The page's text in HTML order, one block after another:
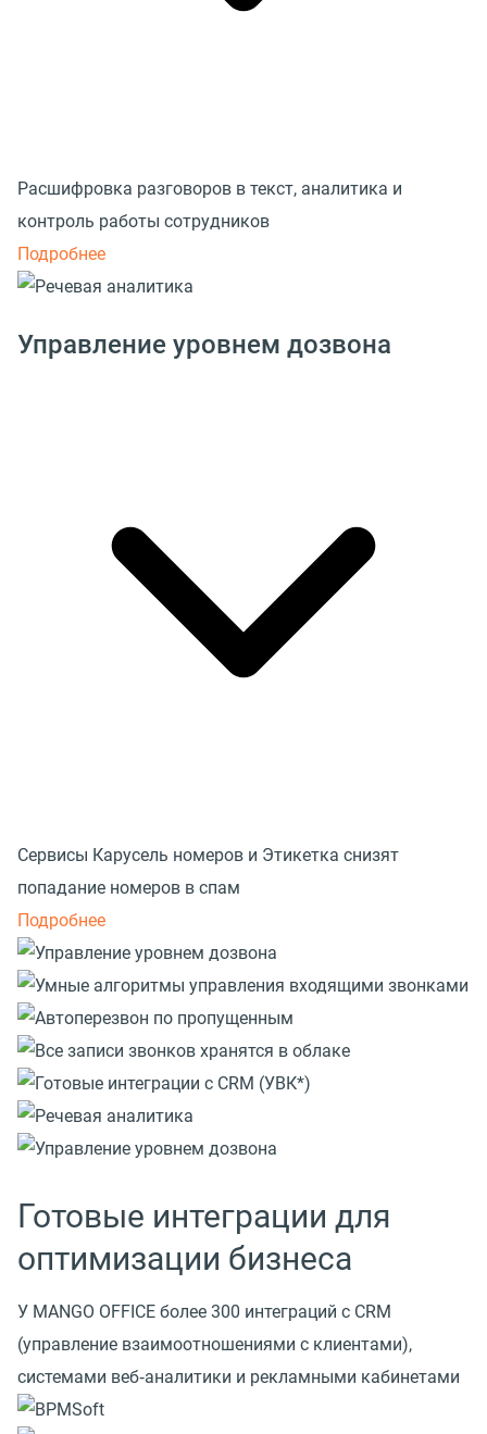
Расшифровка разговоров в текст, аналитика и
контроль работы сотрудников
Подробнее
Управление уровнем дозвона
Сервисы Карусель номеров и Этикетка снизят
попадание номеров в спам
Подробнее
Готовые интеграции для
оптимизации бизнеса
У MANGO OFFICE более 300 интеграций с CRM
(управление взаимоотношениями с клиентами),
системами веб‑аналитики и рекламными кабинетами